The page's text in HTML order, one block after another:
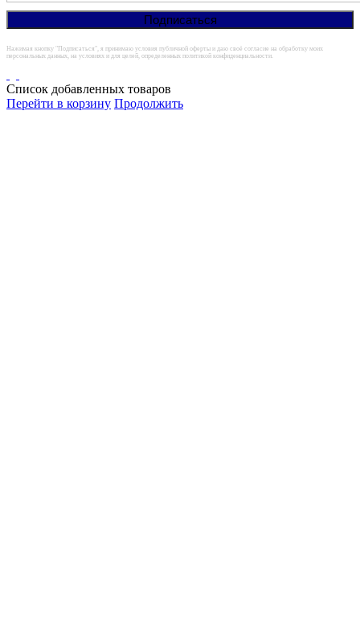
Нажимая кнопку "Подписаться", я принимаю условия публичной оферты и даю своё согласие на обработку моих
персональных данных, на условиях и для целей, определенных политикой конфиденциальности.
Список добавленных товаров
Перейти в корзину Продолжить